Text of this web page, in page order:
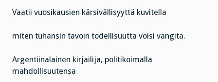
Vaatii vuosikausien kärsivällisyyttä kuvitella
miten tuhansin tavoin todellisuutta voisi vangita.
Argentiinalainen kirjailija, politikoimalla
mahdollisuutensa